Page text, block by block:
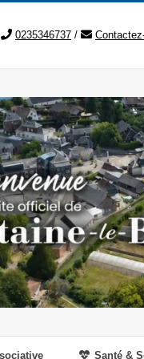
0235346737 /
Santé &